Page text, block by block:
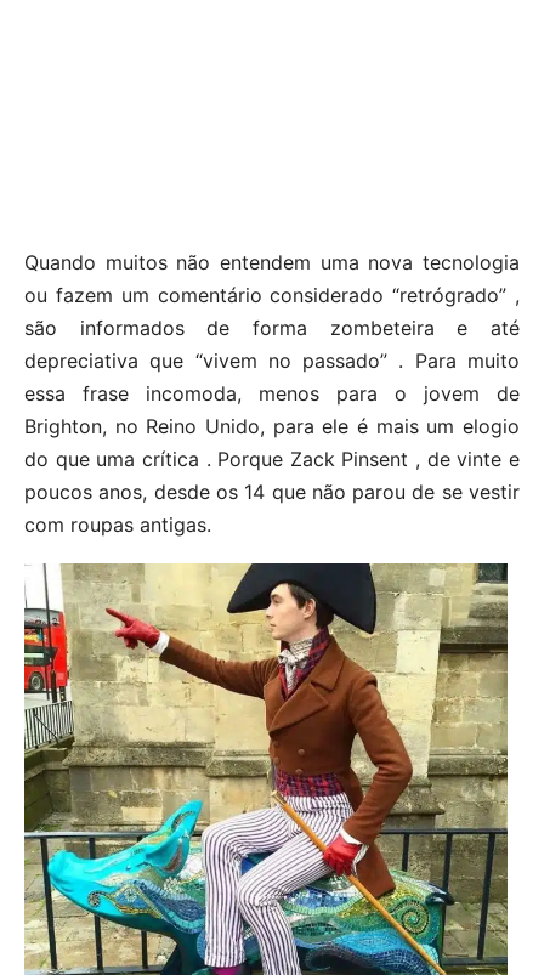
Quando muitos não entendem uma nova tecnologia
ou fazem um comentário considerado “retrógrado” ,
são informados de forma zombeteira e até
depreciativa que “vivem no passado” . Para muito
essa frase incomoda, menos para o jovem de
Brighton, no Reino Unido, para ele é mais um elogio
do que uma crítica . Porque Zack Pinsent , de vinte e
poucos anos, desde os 14 que não parou de se vestir
com roupas antigas.